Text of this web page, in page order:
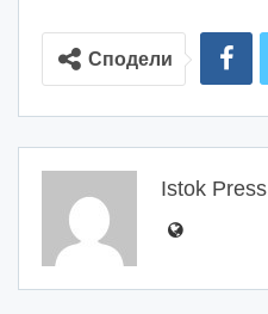
Сподели
Istok Press